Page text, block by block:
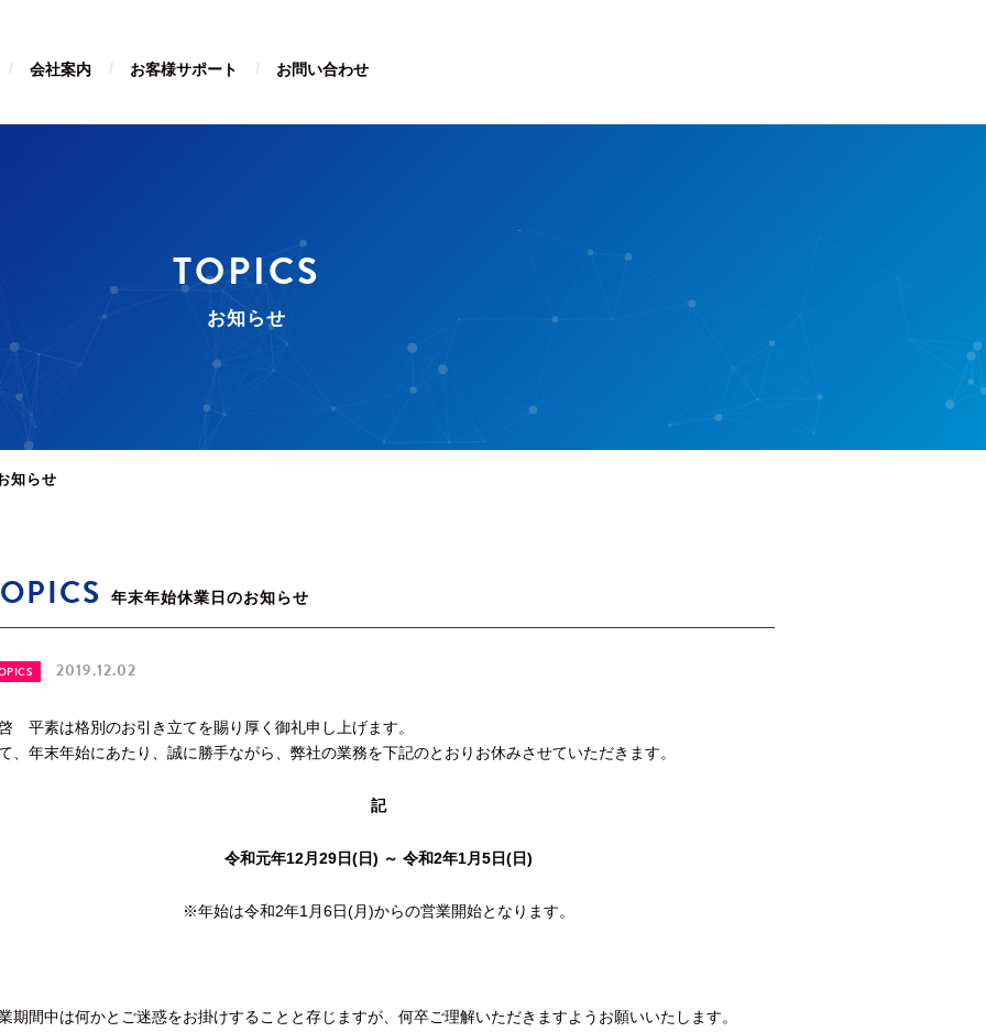
会社案内 お客様サポート お問い合わせ
TOPICS
お知らせ
知らせ
年末年始休業日のお知らせ
2019.12.02
平素は格別のお引き立てを賜り厚く御礼申し上げます。
、年末年始にあたり、誠に勝手ながら、弊社の業務を下記のとおりお休みさせていただきます。
記
令和元年12月29日(日) ～ 令和2年1月5日(日)
※年始は令和2年1月6日(月)からの営業開始となります。
期間中は何かとご迷惑をお掛けすることと存じますが、何卒ご理解いただきますようお願いいたします。